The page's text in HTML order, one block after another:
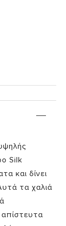
Silk
και δίνει
τα χαλιά